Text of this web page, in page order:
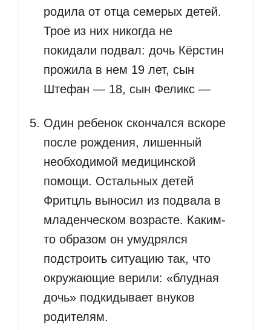
родила от отца семерых детей.
Трое из них никогда не
покидали подвал: дочь Кёрстин
прожила в нем 19 лет, сын
Штефан — 18, сын Феликс —
Один ребенок скончался вскоре
после рождения, лишенный
необходимой медицинской
помощи. Остальных детей
Фритцль выносил из подвала в
младенческом возрасте. Каким-
то образом он умудрялся
подстроить ситуацию так, что
окружающие верили: «блудная
дочь» подкидывает внуков
родителям.